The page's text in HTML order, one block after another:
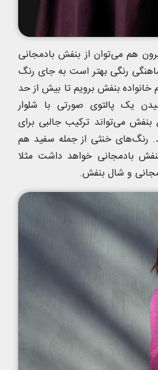
هم می‌توان از بنفش بادمجانی
رنگی بهتر است به جای رنگ
بنفش برویم تا بیش از حد
یک پالتوی صورتی با شلوار
می‌تواند ترکیب جالبی برای
رنگ‌های خنثی از جمله سفید هم
بادمجانی خواهد داشت مثلا
و شال بنفش.